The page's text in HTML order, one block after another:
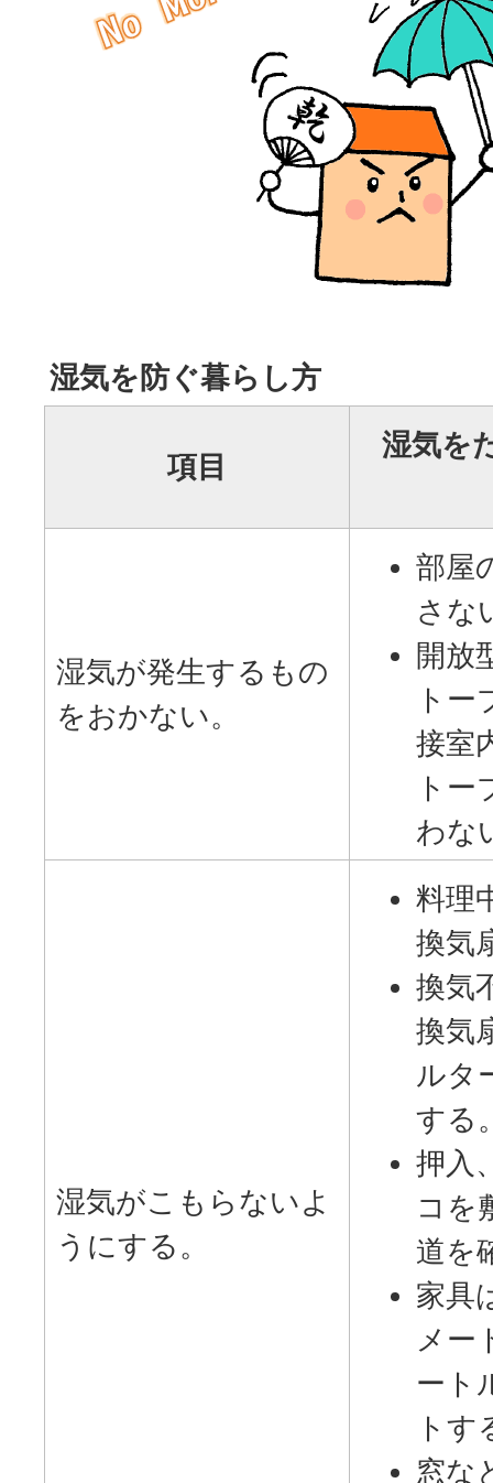
湿気を防ぐ暮らし方
項目
湿気を
湿気が発生するもの
をおかない。
部屋
さな
開放
トー
接室
トー
わな
湿気がこもらないよ
うにする。
料理
換気
換気
換気
ルタ
する
押入
コを
道を
家具
メー
ート
トす
窓な